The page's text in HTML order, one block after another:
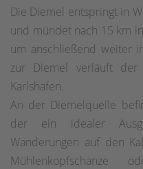
Die Diemel entspringt in
und mündet nach 15 km
um anschließend weiter
zur Diemel verläuft der
Karlshafen.
An der Diemelquelle
der ein idealer
Wanderungen auf den
Mühlenkopfschanze